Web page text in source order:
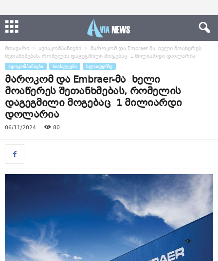
მთავარი ავიაკომპანიები
მაროკომ და Embraer-მა ხელი მოაწერეს
შეთანხმებას, რომელის დაგეგმილი მოგებაც 1 მილიარდი დოლარია
ᲐᲕᲘᲐᲙᲝᲛᲞᲐᲜᲘᲔᲑᲘ ᲡᲘᲐᲮᲚᲔᲔᲑᲘ ᲡᲚᲐᲘᲓᲔᲠᲖᲔ
მაროკომ და Embraer-მა ხელი
მოაწერეს შეთანხმებას, რომელის
დაგეგმილი მოგებაც 1 მილიარდი
დოლარია
06/11/2024 80